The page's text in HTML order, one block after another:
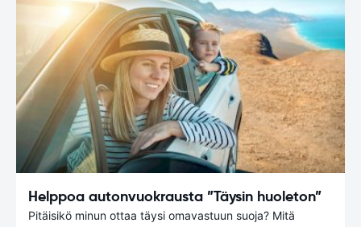
Helppoa autonvuokrausta ”Täysin huoleton”
Pitäisikö minun ottaa täysi omavastuun suoja? Mitä